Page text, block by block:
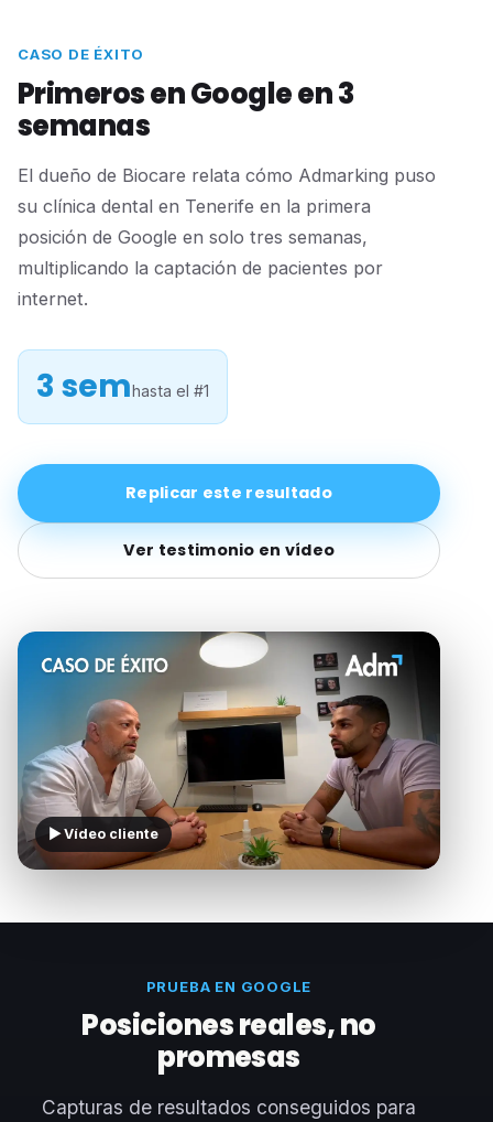
CASO DE ÉXITO
Primeros en Google en 3
semanas
El dueño de Biocare relata cómo Admarking puso
su clínica dental en Tenerife en la primera
posición de Google en solo tres semanas,
multiplicando la captación de pacientes por
internet.
3 semhasta el #1
Replicar este resultado
Ver testimonio en vídeo
▶ Vídeo cliente
PRUEBA EN GOOGLE
Posiciones reales, no
promesas
Capturas de resultados conseguidos para